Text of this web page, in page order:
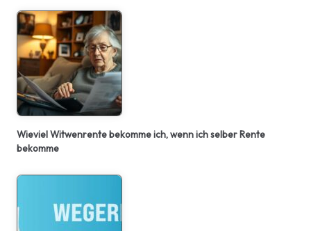
Wieviel Witwenrente bekomme ich, wenn ich selber Rente
bekomme